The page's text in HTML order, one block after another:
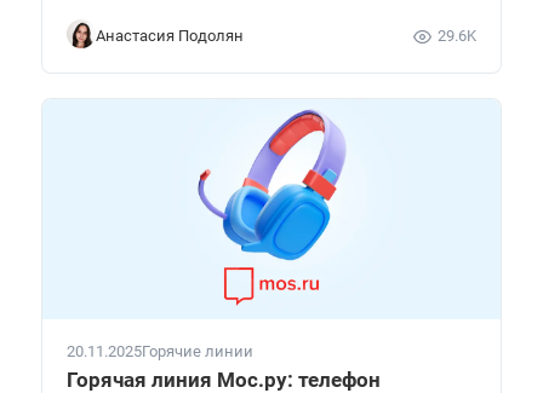
Анастасия Подолян 29.6K
20.11.2025Горячие линии
Горячая линия Мос.ру: телефон